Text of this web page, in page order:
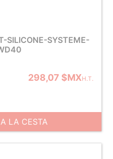
SILICONE-SYSTEME-
298,07 $MXH.T.
LA CESTA